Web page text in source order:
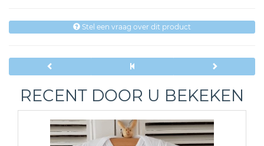
Stel een vraag over dit product
RECENT DOOR U BEKEKEN